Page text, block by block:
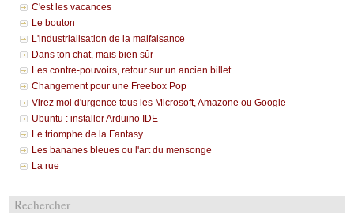
C'est les vacances
Le bouton
L'industrialisation de la malfaisance
Dans ton chat, mais bien sûr
Les contre-pouvoirs, retour sur un ancien billet
Changement pour une Freebox Pop
Virez moi d'urgence tous les Microsoft, Amazone ou Google
Ubuntu : installer Arduino IDE
Le triomphe de la Fantasy
Les bananes bleues ou l'art du mensonge
La rue
Rechercher